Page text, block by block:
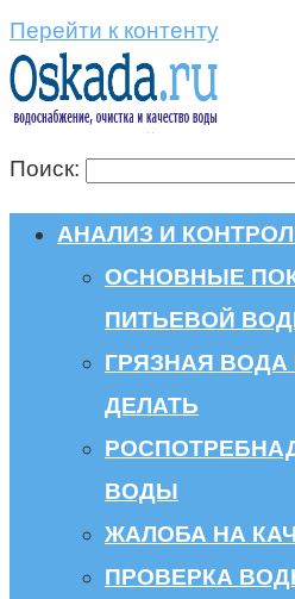
Перейти к контенту
Поиск:
АНАЛИЗ И
ОСНОВНЫЕ
ПИТЬЕВОЙ
ГРЯЗНАЯ ВОДА
ДЕЛАТЬ
ВОДЫ
ЖАЛОБА НА
ПРОВЕРКА